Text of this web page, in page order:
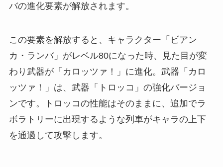
バの進化要素が解放されます。
この要素を解放すると、キャラクター「ビアン
カ・ランバ」がレベル80になった時、見た目が変
わり武器が「カロッツァ！」に進化。武器「カロ
ッツァ！」は、武器「トロッコ」の強化バージョ
ンです。トロッコの性能はそのままに、追加でラ
ボラトリーに出現するような列車がキャラの上下
を通過して攻撃します。